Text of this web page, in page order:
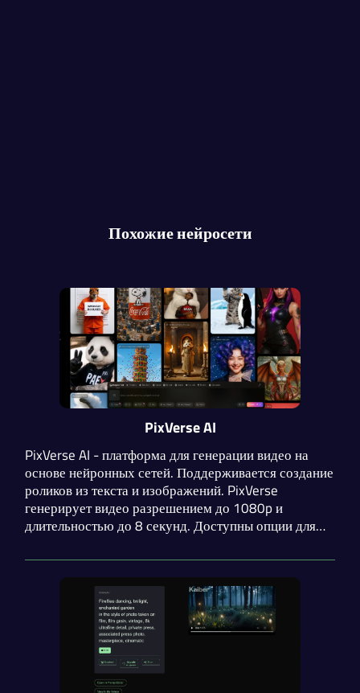
Похожие нейросети
PixVerse AI
PixVerse AI - платформа для генерации видео на
основе нейронных сетей. Поддерживается создание
роликов из текста и изображений. PixVerse
генерирует видео разрешением до 1080p и
длительностью до 8 секунд. Доступны опции для
до 7 кадров в одном видео, указав переход с
помощью промпта.